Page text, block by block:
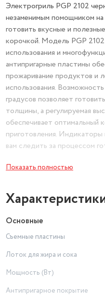
Электрогриль PGP 2102
незаменимым помощником на
готовить вкусные и
корочкой. Модель PGP
использования и
антипригарные пластины
прожаривание продуктов и
использования.
градусов позволяет
толщины, а регулируемая
обеспечивает оптимальный
приготовления. Индикаторы
вам следить за процессом
стали гарантирует
вид. Механическое
Показать полностью
Основные
Съемные пластины
Лоток для жира и сока
Мощность (Вт)
Антипригарное покрытие